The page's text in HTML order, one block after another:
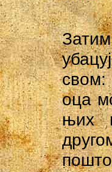
свом:
оца
њих